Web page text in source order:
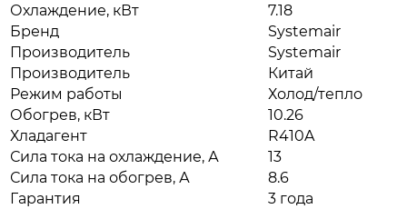
Охлаждение, кВт
7.18
Бренд
Systemair
Производитель
Systemair
Производитель
Китай
Режим работы
Холод/тепло
Обогрев, кВт
10.26
Хладагент
R410A
Сила тока на охлаждение, А
13
Сила тока на обогрев, А
8.6
Гарантия
3 года